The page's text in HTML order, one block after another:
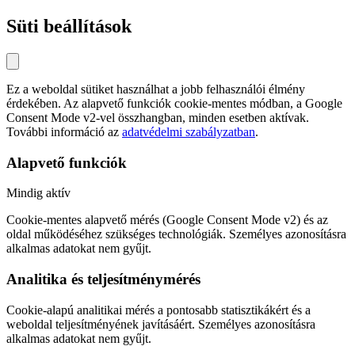
Süti beállítások
Ez a weboldal sütiket használhat a jobb felhasználói élmény
érdekében. Az alapvető funkciók cookie-mentes módban, a Google
Consent Mode v2-vel összhangban, minden esetben aktívak.
További információ az adatvédelmi szabályzatban.
Alapvető funkciók
Mindig aktív
Cookie-mentes alapvető mérés (Google Consent Mode v2) és az
oldal működéséhez szükséges technológiák. Személyes azonosításra
alkalmas adatokat nem gyűjt.
Analitika és teljesítménymérés
Cookie-alapú analitikai mérés a pontosabb statisztikákért és a
weboldal teljesítményének javításáért. Személyes azonosításra
alkalmas adatokat nem gyűjt.